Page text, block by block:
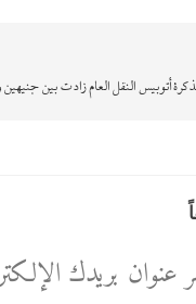
عنوان بريدك